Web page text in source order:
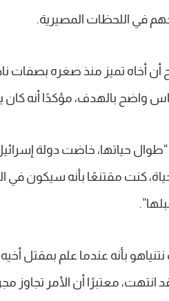
في اللحظات المصيرية.
أن أخاه تميز منذ صغره بصفات
واضح بالهدف، مؤكدًا أنه كان
حياتها، خاضت دولة
كنت مقتنعًا بأنه سيكون في
بأنه عندما علم بمقتل
انتهت، معتبرًا أن الأمر تجاوز